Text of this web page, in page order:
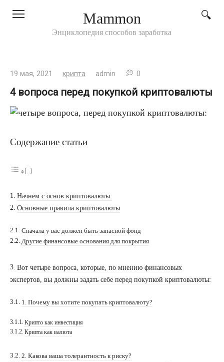
Mammon
Энциклопедия способов заработка
19 мая, 2021 крипта admin 0
4 вопроса перед покупкой криптовалюты
Содержание статьи
Начнем с основ криптовалюты:
Основные правила криптовалюты
Сначала у вас должен быть запасной фонд
Другие финансовые основания для покрытия
Вот четыре вопроса, которые, по мнению финансовых
экспертов, вы должны задать себе перед покупкой криптовалюты:
1. Почему вы хотите покупать криптовалюту?
Крипто как инвестиция
Крипта как валюта
2. Какова ваша толерантность к риску?